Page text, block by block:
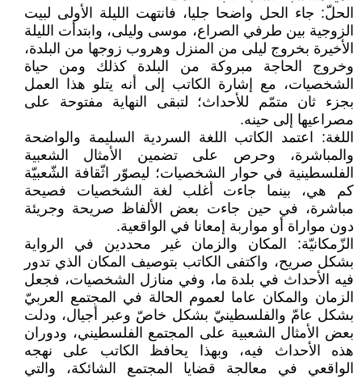
الحلّ: جاء الحل واضحا جليا، فانتهت الليلة الأولى لبيت
الزوجية بين طرفي الصراع، موسى وليلى، وابتدأت الليلة
الأخيرة بخروج ليلى من المنزل وهروب زوجها من البلدة،
وخروج الحاجة مبروكة من البلدة كذلك ومن حياة
الشخصيات، مع إشارة الكاتب إلى أنه يتلو هذا العمل
بجزء ثان متمّم للأحداث؛ لتبقى النهاية مفتوحة على
مصراعيها إلى حينه.
اللغة: اعتمد الكاتب اللغة السردية السليمة والواضحة
والمباشرة، وحرص على تضمين الأمثال الشعبية
الفلسطينية في حوار الشخصيات؛ ليصوّر اثّقافة الشّعبيّة
كم هي، بينما جاءت أغلب لغة الشخصيات فصيحة
مباشرة، في حين جاءت بعض الألفاظ صريحة وجريئة
دون مواراة أو مواربة إمعانا في الواقعية.
الزّمكانيّة: المكان والزمان غير محددين في الرواية
بشكل صريح، واكتفى الكاتب بتوصيف المكان الذي تدور
فيه الأحداث في بلدة ما، وفي منازل الشخصيات، فجعل
الزمان والمكان عاما لعموم الحالة في المجتمع العربيّ
بشكل عامّ والفلسطينيّ بشكل خاصّ وعبر أجيال، ودلت
بعض الأمثال الشعبية على المجتمع الفلسطيني، ودوران
هذه الأحداث فيه، وبهذا يحافظ الكاتب على نهجه
الواقعي في معالجة قضايا المجتمع الشائكة، والتي